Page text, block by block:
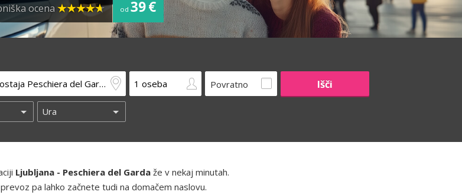
ocena od39 €
Povratno
Ljubljana - Peschiera del Garda že v nekaj minutah.
pa lahko začnete tudi na domačem naslovu.